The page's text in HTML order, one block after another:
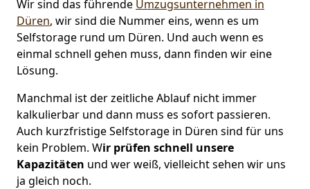
Wir sind das führende Umzugsunternehmen in
Düren, wir sind die Nummer eins, wenn es um
Selfstorage rund um Düren. Und auch wenn es
einmal schnell gehen muss, dann finden wir eine
Lösung.
Manchmal ist der zeitliche Ablauf nicht immer
kalkulierbar und dann muss es sofort passieren.
Auch kurzfristige Selfstorage in Düren sind für uns
kein Problem. Wir prüfen schnell unsere
Kapazitäten und wer weiß, vielleicht sehen wir uns
ja gleich noch.